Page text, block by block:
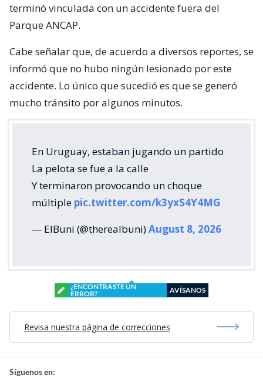
terminó vinculada con un accidente fuera del
Parque ANCAP.
Cabe señalar que, de acuerdo a diversos reportes, se
informó que no hubo ningún lesionado por este
accidente. Lo único que sucedió es que se generó
mucho tránsito por algunos minutos.
En Uruguay, estaban jugando un partido
La pelota se fue a la calle
Y terminaron provocando un choque
múltiple pic.twitter.com/k3yxS4Y4MG
— ElBuni (@therealbuni)August 8, 2026
¿ENCONTRASTE UN
ERROR?
AVÍSANOS
Revisa nuestra página de correcciones
Síguenos en: